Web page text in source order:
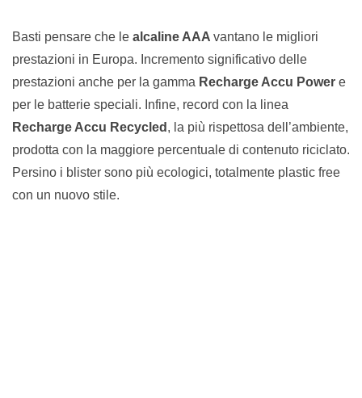
Basti pensare che le alcaline AAA vantano le migliori
prestazioni in Europa. Incremento significativo delle
prestazioni anche per la gamma Recharge Accu Power e
per le batterie speciali. Infine, record con la linea
Recharge Accu Recycled , la più rispettosa dell’ambiente,
prodotta con la maggiore percentuale di contenuto riciclato.
Persino i blister sono più ecologici, totalmente plastic free
con un nuovo stile.